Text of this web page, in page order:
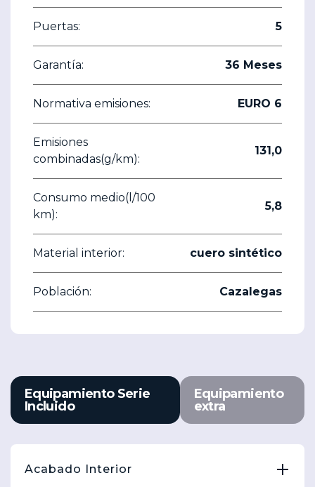
Puertas: 5
Garantía: 36 Meses
Normativa emisiones: EURO 6
Emisiones
combinadas(g/km):
131,0
Consumo medio(l/100
km):
5,8
Material interior: cuero sintético
Población: Cazalegas
Equipamiento Serie
Incluido
Equipamiento
extra
Acabado Interior